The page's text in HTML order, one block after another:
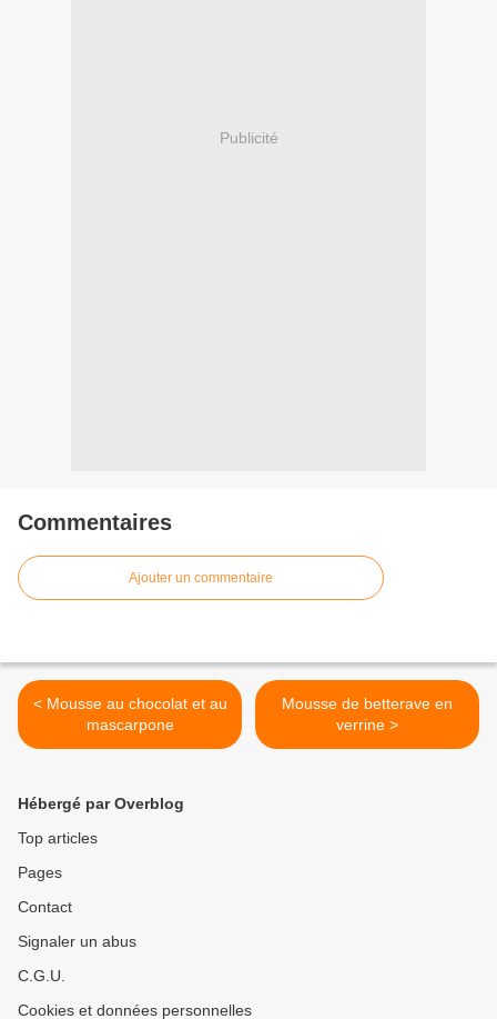
Publicité
Commentaires
Ajouter un commentaire
< Mousse au chocolat et au
mascarpone
Mousse de betterave en
verrine >
Hébergé par Overblog
Top articles
Pages
Contact
Signaler un abus
C.G.U.
Cookies et données personnelles